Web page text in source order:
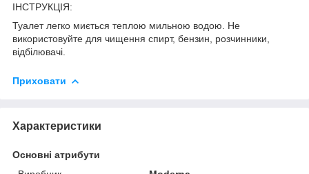
ІНСТРУКЦІЯ:
Туалет легко миється теплою мильною водою. Не
використовуйте для чищення спирт, бензин, розчинники,
відбілювачі.
Приховати
Характеристики
Основні атрибути